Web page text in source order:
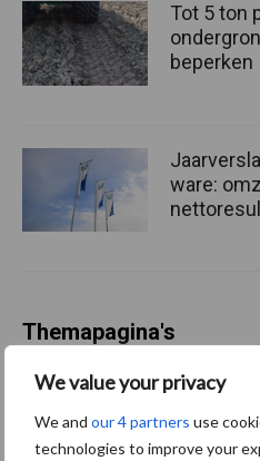
We value your privacy
We and our 4 partners use
technologies to improve your
Tot 5 ton
beperken
ware:
Themapagina's
Diergezondheid